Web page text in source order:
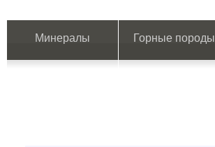
Минералы Горные породы